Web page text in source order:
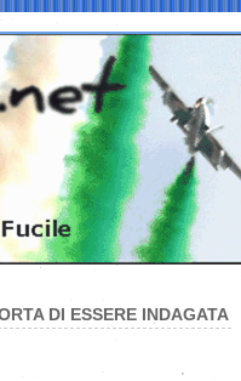
DI ESSERE INDAGATA